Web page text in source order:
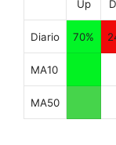
Up
Diario 70%
MA10
MA50